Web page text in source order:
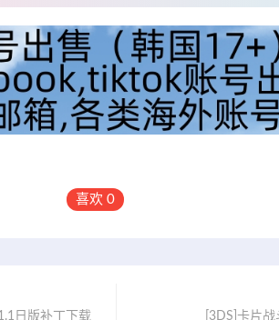
喜欢0
日版补丁下载
[3DS]卡片